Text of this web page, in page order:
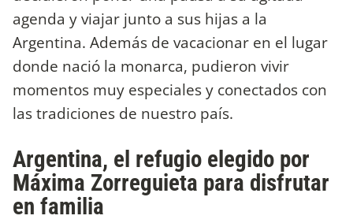
agenda y viajar junto a sus hijas a la
Argentina. Además de vacacionar en el lugar
donde nació la monarca, pudieron vivir
momentos muy especiales y conectados con
las tradiciones de nuestro país.
Argentina, el refugio elegido por
Máxima Zorreguieta para disfrutar
en familia